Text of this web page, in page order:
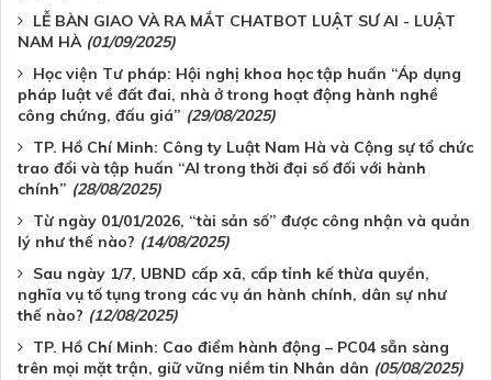
LỄ BÀN GIAO VÀ RA MẮT CHATBOT LUẬT SƯ AI - LUẬT
NAM HÀ (01/09/2025)
Học viện Tư pháp: Hội nghị khoa học tập huấn “Áp dụng
pháp luật về đất đai, nhà ở trong hoạt động hành nghề
công chứng, đấu giá” (29/08/2025)
TP. Hồ Chí Minh: Công ty Luật Nam Hà và Cộng sự tổ chức
trao đổi và tập huấn “AI trong thời đại số đối với hành
chính” (28/08/2025)
Từ ngày 01/01/2026, “tài sản số” được công nhận và quản
lý như thế nào? (14/08/2025)
Sau ngày 1/7, UBND cấp xã, cấp tỉnh kế thừa quyền,
nghĩa vụ tố tụng trong các vụ án hành chính, dân sự như
thế nào? (12/08/2025)
TP. Hồ Chí Minh: Cao điểm hành động – PC04 sẵn sàng
trên mọi mặt trận, giữ vững niềm tin Nhân dân (05/08/2025)